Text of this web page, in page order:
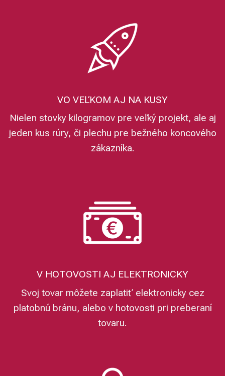
VO VEĽKOM AJ NA KUSY
Nielen stovky kilogramov pre veľký projekt, ale aj
jeden kus rúry, či plechu pre bežného koncového
zákazníka.
V HOTOVOSTI AJ ELEKTRONICKY
Svoj tovar môžete zaplatiť elektronicky cez
platobnú bránu, alebo v hotovosti pri preberaní
tovaru.